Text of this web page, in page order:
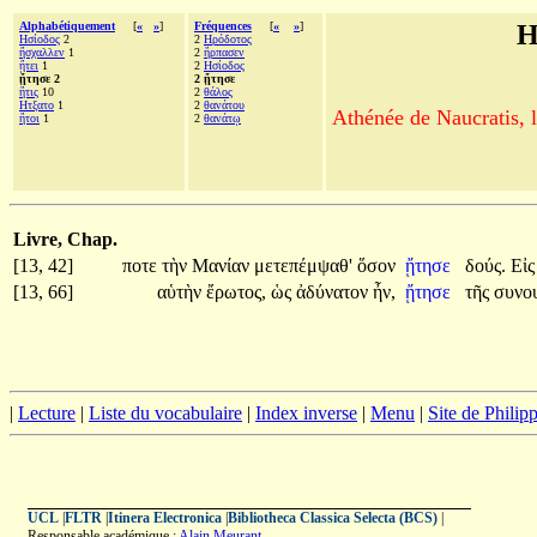
Alphabétiquement [« »]
Ησίοδος 2
ἤσχαλλεν 1
ᾔτει 1
ᾔτησε 2
ἥτις 10
Ητξατο 1
ἤτοι 1
Fréquences [« »]
2 Ηρόδοτος
2 ἥρπασεν
2 Ησίοδος
2 ᾔτησε
2 θάλος
2 θανάτου
2 θανάτῳ Athénée de Naucratis,
Livre, Chap.
[13, 42]
ποτε τὴν Μανίαν μετεπέμψαθ' ὅσον ᾔτησε δούς.
[13, 66]
αὑτὴν ἔρωτος, ὡς ἀδύνατον ἦν, ᾔτησε τῆς
| Lecture | Liste du vocabulaire | Index inverse | Menu | Site de
UCL| FLTR| Itinera Electronica| Bibliotheca Classica Selecta (BCS)|